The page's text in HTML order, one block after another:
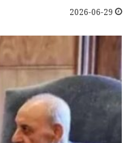
2026-06-29